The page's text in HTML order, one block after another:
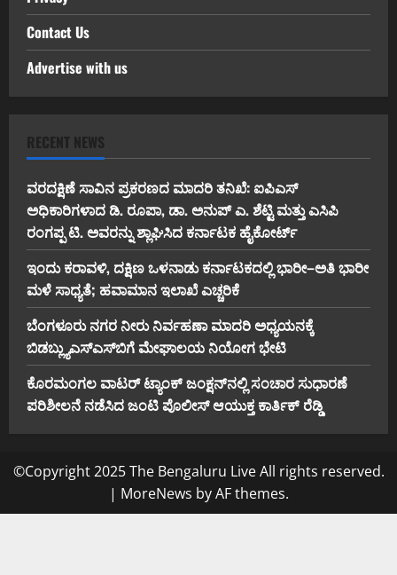
Contact Us
Advertise with us
RECENT NEWS
ವರದಕ್ಷಿಣೆ ಸಾವಿನ ಪ್ರಕರಣದ ಮಾದರಿ ತನಿಖೆ: ಐಪಿಎಸ್
ಅಧಿಕಾರಿಗಳಾದ ಡಿ. ರೂಪಾ, ಡಾ. ಅನುಪ್ ಎ. ಶೆಟ್ಟಿ ಮತ್ತು ಎಸಿಪಿ
ರಂಗಪ್ಪ ಟಿ. ಅವರನ್ನು ಶ್ಲಾಘಿಸಿದ ಕರ್ನಾಟಕ ಹೈಕೋರ್ಟ್
ಇಂದು ಕರಾವಳಿ, ದಕ್ಷಿಣ ಒಳನಾಡು ಕರ್ನಾಟಕದಲ್ಲಿ ಭಾರೀ–ಅತಿ ಭಾರೀ
ಮಳೆ ಸಾಧ್ಯತೆ; ಹವಾಮಾನ ಇಲಾಖೆ ಎಚ್ಚರಿಕೆ
ಬೆಂಗಳೂರು ನಗರ ನೀರು ನಿರ್ವಹಣಾ ಮಾದರಿ ಅಧ್ಯಯನಕ್ಕೆ
ಬಿ‌ಡಬ್ಲ್ಯು‌ಎಸ್‌ಎಸ್‌ಬಿಗೆ ಮೇಘಾಲಯ ನಿಯೋಗ ಭೇಟಿ
ಕೊರಮಂಗಲ ವಾಟರ್ ಟ್ಯಾಂಕ್ ಜಂಕ್ಷನ್‌ನಲ್ಲಿ ಸಂಚಾರ ಸುಧಾರಣೆ
ಪರಿಶೀಲನೆ ನಡೆಸಿದ ಜಂಟಿ ಪೊಲೀಸ್ ಆಯುಕ್ತ ಕಾರ್ತಿಕ್ ರೆಡ್ಡಿ
©Copyright 2025 The Bengaluru Live All rights reserved.
| MoreNews by AF themes.